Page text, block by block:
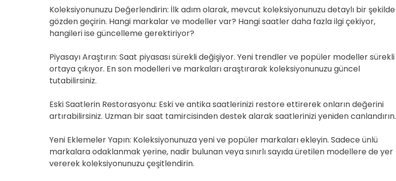
Koleksiyonunuzu Değerlendirin: İlk adım olarak, mevcut koleksiyonunuzu detaylı bir şekilde
gözden geçirin. Hangi markalar ve modeller var? Hangi saatler daha fazla ilgi çekiyor,
hangileri ise güncelleme gerektiriyor?
Piyasayı Araştırın: Saat piyasası sürekli değişiyor. Yeni trendler ve popüler modeller sürekli
ortaya çıkıyor. En son modelleri ve markaları araştırarak koleksiyonunuzu güncel
tutabilirsiniz.
Eski Saatlerin Restorasyonu: Eski ve antika saatlerinizi restore ettirerek onların değerini
artırabilirsiniz. Uzman bir saat tamircisinden destek alarak saatlerinizi yeniden canlandırın.
Yeni Eklemeler Yapın: Koleksiyonunuza yeni ve popüler markaları ekleyin. Sadece ünlü
markalara odaklanmak yerine, nadir bulunan veya sınırlı sayıda üretilen modellere de yer
vererek koleksiyonunuzu çeşitlendirin.